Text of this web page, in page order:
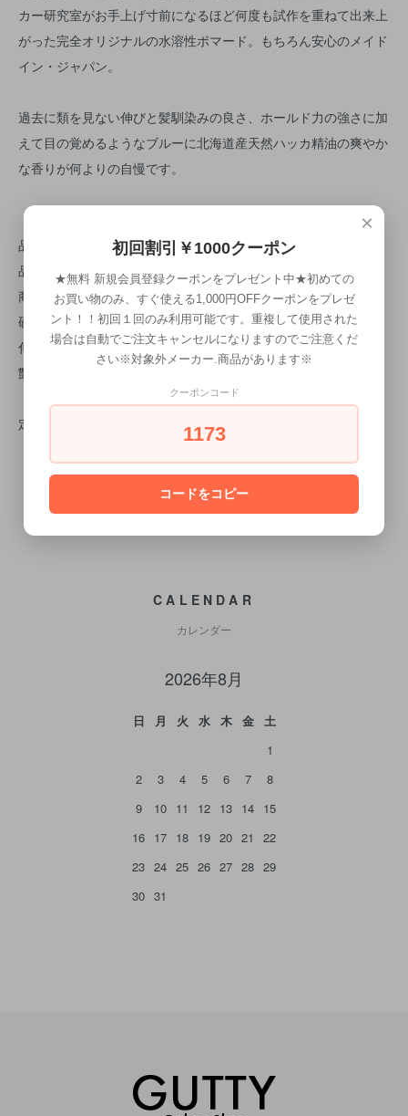
カー研究室がお手上げ寸前になるほど何度も試作を重ねて出来上
がった完全オリジナルの水溶性ポマード。もちろん安心のメイド
イン・ジャパン。
過去に類を見ない伸びと髪馴染みの良さ、ホールド力の強さに加
えて目の覚めるようなブルーに北海道産天然ハッカ精油の爽やか
な香りが何よりの自慢です。
【概要】
品 番：LOT No.008
品 名：ピカデリーNo.1ポマード
商品種別：整髪料 (水溶性ポマード)
硬さレベル：★★★☆☆
伸びレベル：★★★★★
艶レベル：★★★★★
定価2,970円（税込）
CALENDAR
カレンダー
2026年8月
日 月 火 水 木 金
土
1
2
3 4 5 6 7
8
9
10 11 12 13 14 15
16 17 18 19 20 21
22
23 24 25 26 27 28 29
30 31
×
初回割引￥1000クーポン
★無料 新規会員登録クーポンをプレゼント中★初めての
お買い物のみ、すぐ使える1,000円OFFクーポンをプレゼ
ント！！初回１回のみ利用可能です。重複して使用された
場合は自動でご注文キャンセルになりますのでご注意くだ
さい※対象外メーカー.商品があります※
クーポンコード
1173
コードをコピー